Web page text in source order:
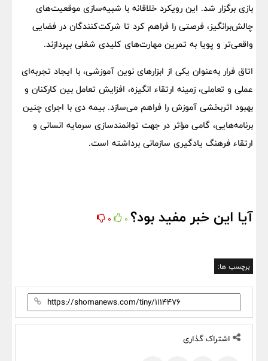
بازی برگزار شد. این رویکرد خلاقانه با شبیه‌سازی موقعیت‌های
چالش‌برانگیز، فرصتی را فراهم کرد تا شرکت‌کنندگان در فضایی
واقعی‌تر و پویا به تمرین مهارت‌های کلیدی شغلی بپردازند.
اتاق فرار به‌عنوان یکی از ابزارهای نوین آموزشی، با ایجاد تجربه‌ای
عملی و تعاملی، زمینه ارتقاء انگیزه، افزایش تعامل بین کارکنان و
بهبود اثربخشی آموزش را فراهم می‌سازد. بیمه دی با اجرای چنین
برنامه‌هایی، گامی مؤثر در جهت توانمندسازی سرمایه انسانی و
ارتقاء فرهنگ یادگیری سازمانی برداشته است.
آیا این خبر مفید بود؟ 0
0
برچسب ها:
اشتراک گذاری